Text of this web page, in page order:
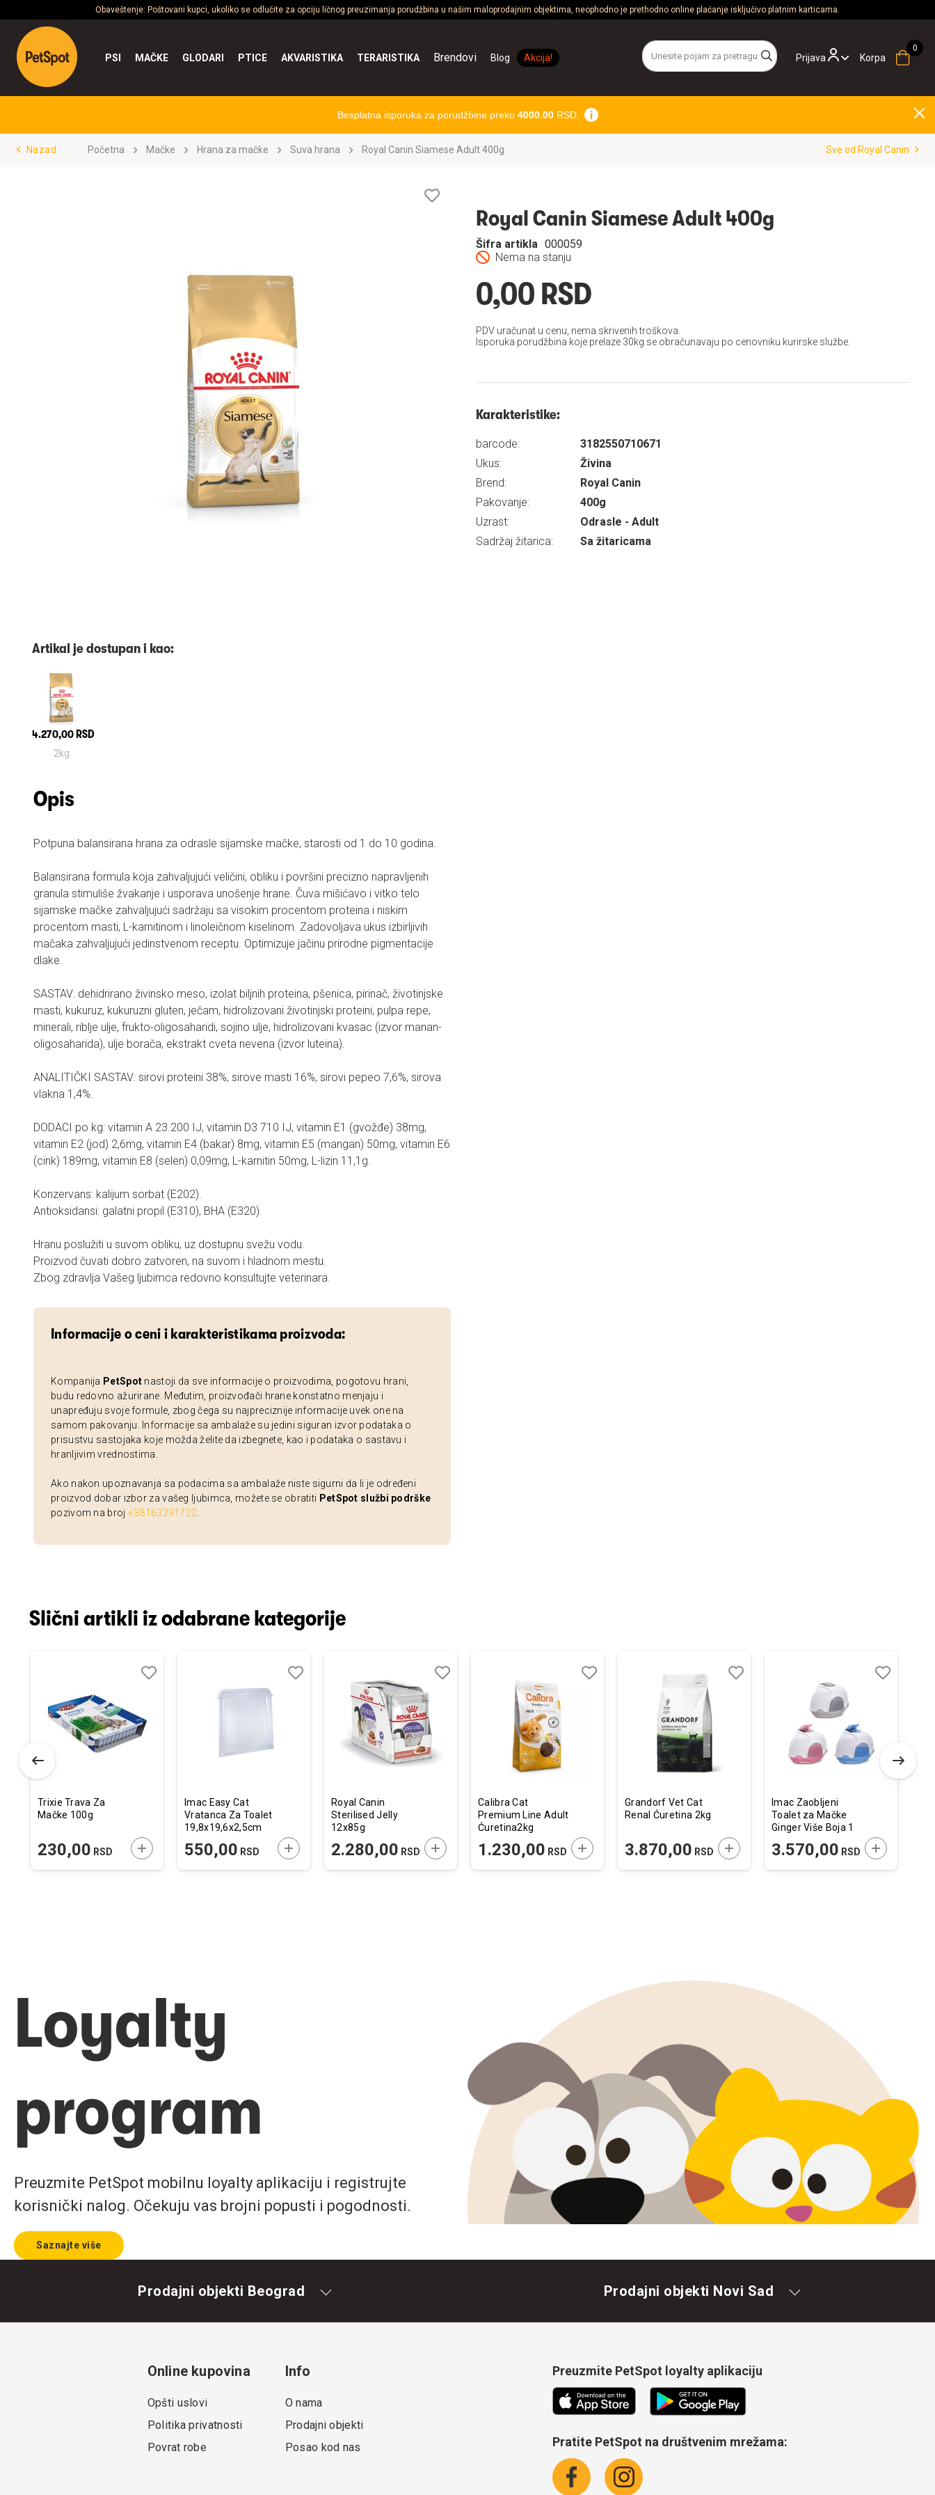
Obaveštenje: Poštovani kupci, ukoliko se odlučite za opciju ličnog preuzimanja porudžbina u našim maloprodajnim objektima, neophodno je prethodno online plaćanje isključivo platnim karticama.
Prijava
PSI MAČKE GLODARI PTICE AKVARISTIKA TERARISTIKA Brendovi Blog Akcija! Korpa
Besplatna isporuka za porudžbine preko 4000.00RSD.
Nazad Početna Mačke Hrana za mačke Suva hrana Royal Canin Siamese Adult 400g Sve od Royal Canin
Artikal je dostupan i kao:
4.270,00 RSD
2kg
Opis
Potpuna balansirana hrana za odrasle sijamske mačke, starosti od 1 do 10 godina.
Balansirana formula koja zahvaljujući veličini, obliku i površini precizno napravljenih
granula stimuliše žvakanje i usporava unošenje hrane. Čuva mišićavo i vitko telo
sijamske mačke zahvaljujući sadržaju sa visokim procentom proteina i niskim
procentom masti, L-karnitinom i linoleičnom kiselinom. Zadovoljava ukus izbirljivih
mačaka zahvaljujući jedinstvenom receptu. Optimizuje jačinu prirodne pigmentacije
dlake.
SASTAV: dehidrirano živinsko meso, izolat biljnih proteina, pšenica, pirinač, životinjske
masti, kukuruz, kukuruzni gluten, ječam, hidrolizovani životinjski proteini, pulpa repe,
minerali, riblje ulje, frukto-oligosaharidi, sojino ulje, hidrolizovani kvasac (izvor manan-
oligosaharida), ulje borača, ekstrakt cveta nevena (izvor luteina).
ANALITIČKI SASTAV: sirovi proteini 38%, sirove masti 16%, sirovi pepeo 7,6%, sirova
vlakna 1,4%.
DODACI po kg: vitamin A 23.200 IJ, vitamin D3 710 IJ, vitamin E1 (gvožđe) 38mg,
vitamin E2 (jod) 2,6mg, vitamin E4 (bakar) 8mg, vitamin E5 (mangan) 50mg, vitamin E6
(cink) 189mg, vitamin E8 (selen) 0,09mg, L-karnitin 50mg, L-lizin 11,1g.
Konzervans: kalijum sorbat (E202).
Antioksidansi: galatni propil (E310), BHA (E320).
Hranu poslužiti u suvom obliku, uz dostupnu svežu vodu.
Proizvod čuvati dobro zatvoren, na suvom i hladnom mestu.
Zbog zdravlja Vašeg ljubimca redovno konsultujte veterinara.
Informacije o ceni i karakteristikama proizvoda:
Kompanija PetSpot nastoji da sve informacije o proizvodima, pogotovu hrani,
budu redovno ažurirane. Međutim, proizvođači hrane konstatno menjaju i
unapređuju svoje formule, zbog čega su najpreciznije informacije uvek one na
samom pakovanju. Informacije sa ambalaže su jedini siguran izvor podataka o
prisustvu sastojaka koje možda želite da izbegnete, kao i podataka o sastavu i
hranljivim vrednostima.
Ako nakon upoznavanja sa podacima sa ambalaže niste sigurni da li je određeni
proizvod dobar izbor za vašeg ljubimca, možete se obratiti PetSpot službi podrške
pozivom na broj +38163291722
želja
Royal Canin Siamese Adult 400g
Nema na stanju
Šifra artikla 000059
0,00 RSD
PDV uračunat u cenu, nema skrivenih troškova.
Isporuka porudžbina koje prelaze 30kg se obračunavaju po cenovniku kurirske službe.
Karakteristike:
barcode:
3182550710671
Ukus:
Živina
Brend:
Royal Canin
Pakovanje:
400g
Uzrast:
Odrasle - Adult
Sadržaj žitarica:
Sa žitaricama
Slični artikli iz odabrane kategorije
U KORPU
Trixie Trava Za
Mačke 100g
230,00 RSD DODAJTE U KORPU
želja
Imac Easy Cat
Vratanca Za Toalet
19,8x19,6x2,5cm
550,00 RSD DODAJTE U KORPU
Royal Canin
Sterilised Jelly
12x85g
2.280,00 RSD DODAJTE U KORPU
Calibra Cat
Premium Line Adult
Ćuretina2kg
1.230,00 RSD DODAJTE U KORPU
Grandorf Vet Cat
Renal Ćuretina 2kg
3.870,00 RSD DODAJTE U KORPU
Imac Zaobljeni
Toalet za Mačke
Ginger Više Boja 1
52x52x44,5cm
3.570,00 RSD DODAJTE U
Loyalty
program
Preuzmite PetSpot mobilnu loyalty aplikaciju i registrujte
korisnički nalog. Očekuju vas brojni popusti i pogodnosti.
Saznajte više
Prodajni objekti Beograd Prodajni objekti Novi Sad
Online kupovina
Opšti uslovi
Politika privatnosti
Povrat robe
Info
O nama
Prodajni objekti
Posao kod nas
Preuzmite PetSpot loyalty aplikaciju
Pratite PetSpot na društvenim mrežama: